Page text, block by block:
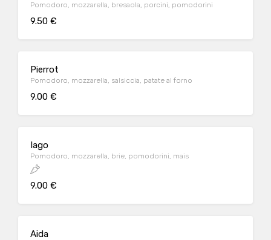
Pomodoro, mozzarella, bresaola, porcini, pomodorini
9.50 €
Pierrot
Pomodoro, mozzarella, salsiccia, patate al forno
9.00 €
Iago
Pomodoro, mozzarella, brie, pomodorini, mais
9.00 €
Aida